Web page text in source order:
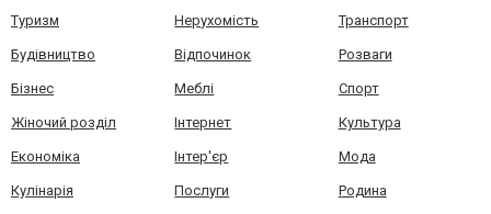
Туризм Нерухомість Транспорт
Будівництво Відпочинок Розваги
Бізнес Меблі Спорт
Жіночий розділ Інтернет Культура
Економіка Інтер'єр Мода
Кулінарія Послуги Родина